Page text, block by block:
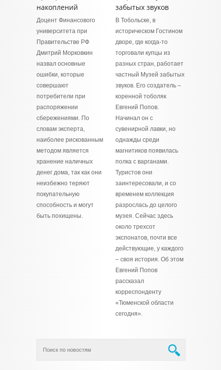
накоплений
Доцент Финансового
университета при
Правительстве РФ
Дмитрий Морковкин
назвал основные
ошибки, которые
совершают
потребители при
распоряжении
сбережениями. По
словам эксперта,
наиболее рискованным
методом является
хранение наличных
денег дома, так как они
неизбежно теряют
покупательную
способность и могут
быть похищены.
забытых звуков
В Тобольске, в
историческом Гостином
дворе, где когда-то
торговали купцы из
разных стран, работает
частный Музей забытых
звуков. Его создатель –
коренной тоболяк
Евгений Попов.
Начинал он с
сувенирной лавки, но
однажды среди
магнитиков появилась
полка с варганами.
Туристов они
заинтересовали, и со
временем коллекция
разрослась до целого
музея. Сейчас здесь
около трехсот
экспонатов, почти все
действующие, у каждого
– своя история. Об этом
Евгений Попов
рассказал
корреспонденту
«Тюменской области
сегодня».